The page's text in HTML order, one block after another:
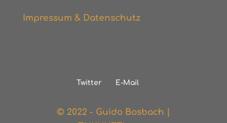
Impressum & Datenschutz
Twitter E-Mail
© 2022 - Guido Bosbach |